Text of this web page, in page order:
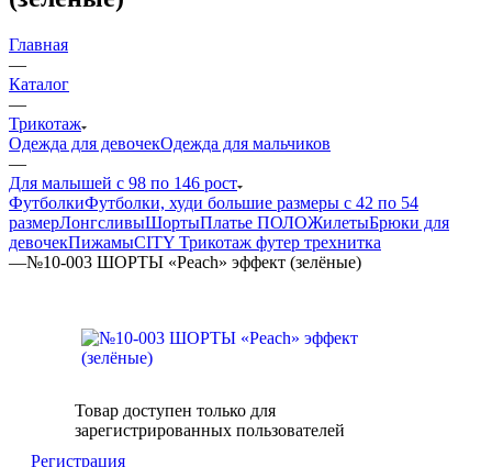
Главная
—
Каталог
—
Трикотаж
Одежда для девочекОдежда для мальчиков
—
Для малышей с 98 по 146 рост
ФутболкиФутболки, худи большие размеры с 42 по 54
размерЛонгсливыШортыПлатье ПОЛОЖилетыБрюки для
девочекПижамыCITY Трикотаж футер трехнитка
—№10-003 ШОРТЫ «Peach» эффект (зелёные)
Товар доступен только для
зарегистрированных пользователей
Регистрация